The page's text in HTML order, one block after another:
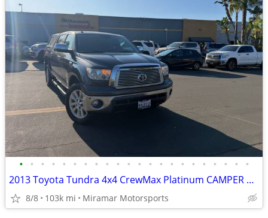
• • • • • • • • • • • • • • • • • • • • • •
2013 Toyota Tundra 4x4 CrewMax Platinum CAMPER SHELL! AMAZING!
8/8 103k mi Miramar Motorsports